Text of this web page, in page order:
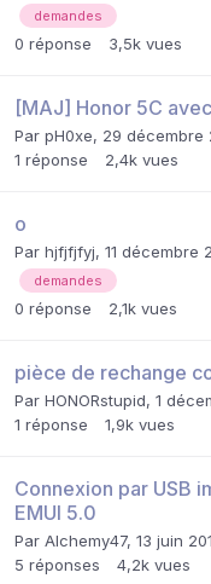
demandes
0 réponse 3,5k vues
[MAJ] Honor 5C
Par pH0xe, 29 décembre
1 réponse 2,4k vues
o
Par hjfjfjfyj, 11 décembre
demandes
0 réponse 2,1k vues
pièce de rechange
Par HONORstupid, 1
1 réponse 1,9k vues
Connexion par USB
EMUI 5.0
Par Alchemy47, 13 juin
5 réponses 4,2k vues